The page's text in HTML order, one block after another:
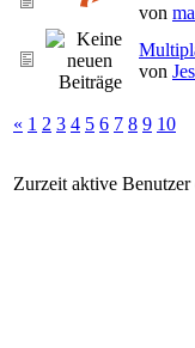
von
von
« 1 2 3 4 5 6 7 8 9 10
Zurzeit aktive